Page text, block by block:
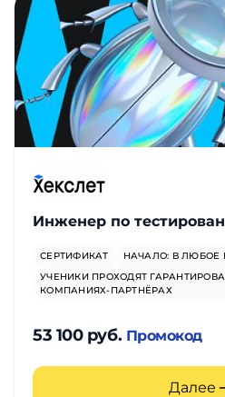
Инженер по
СЕРТИФИКАТ
НАЧАЛО: В ЛЮБОЕ
УЧЕНИКИ ПРОХОДЯТ
КОМПАНИЯХ-ПАРТНЁРАХ
53 100 руб. Промокод
Далее